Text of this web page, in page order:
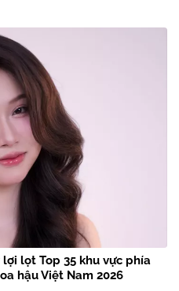
lọt Top 35 khu vực phía
hậu Việt Nam 2026